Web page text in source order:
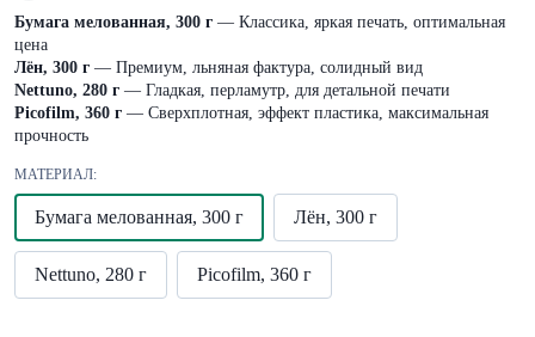
Бумага мелованная, 300 г — Классика, яркая печать, оптимальная
цена
Лён, 300 г — Премиум, льняная фактура, солидный вид
Nettuno, 280 г — Гладкая, перламутр, для детальной печати
Picofilm, 360 г — Сверхплотная, эффект пластика, максимальная
прочность
МАТЕРИАЛ:
Бумага мелованная, 300 г Лён, 300 г
Nettuno, 280 г Picofilm, 360 г